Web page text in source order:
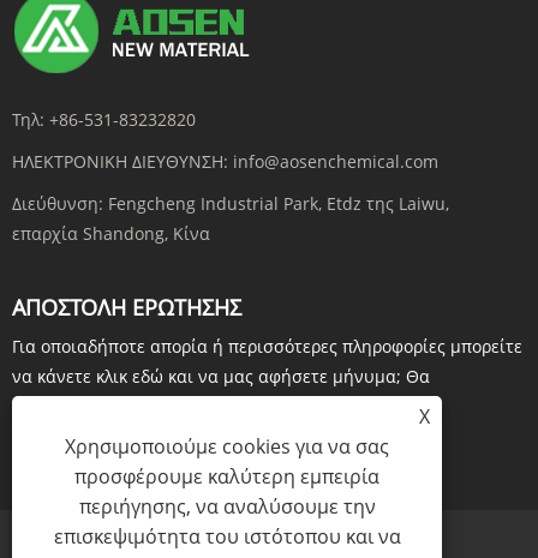
Τηλ: +86-531-83232820
ΗΛΕΚΤΡΟΝΙΚΗ ΔΙΕΥΘΥΝΣΗ: info@aosenchemical.com
Διεύθυνση: Fengcheng Industrial Park, Etdz της Laiwu,
επαρχία Shandong, Κίνα
ΑΠΟΣΤΟΛΉ ΕΡΏΤΗΣΗΣ
Για οποιαδήποτε απορία ή περισσότερες πληροφορίες μπορείτε
να κάνετε κλικ εδώ και να μας αφήσετε μήνυμα; Θα
επιβεβαιώναμε σε 24 ώρες. Ευχαριστώ
ΕΡΕΥΝΑ ΤΩΡΑ
X
Χρησιμοποιούμε cookies για να σας
προσφέρουμε καλύτερη εμπειρία
περιήγησης, να αναλύσουμε την
επισκεψιμότητα του ιστότοπου και να